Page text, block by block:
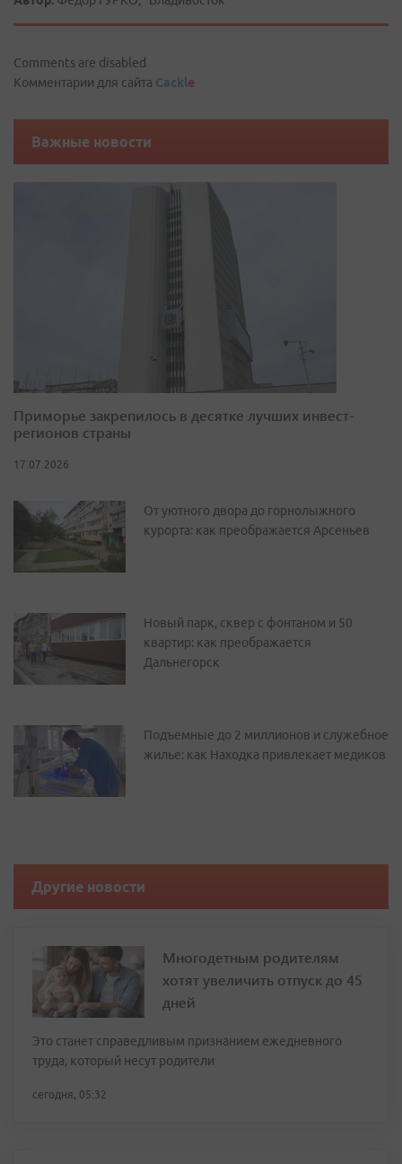
Comments are disabled
Комментарии для сайта Cackle
Важные новости
Приморье закрепилось в десятке лучших инвест-
регионов страны
17.07.2026
От уютного двора до горнолыжного
курорта: как преображается Арсеньев
Новый парк, сквер с фонтаном и 50
квартир: как преображается
Дальнегорск
Подъемные до 2 миллионов и служебное
жилье: как Находка привлекает медиков
Другие новости
Многодетным родителям
хотят увеличить отпуск до 45
дней
Это станет справедливым признанием ежедневного
труда, который несут родители
сегодня, 05:32